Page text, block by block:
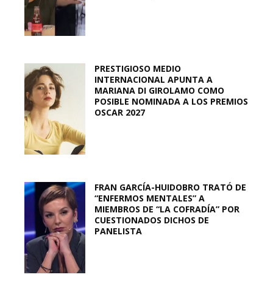
PRESTIGIOSO MEDIO
INTERNACIONAL APUNTA A
MARIANA DI GIROLAMO COMO
POSIBLE NOMINADA A LOS PREMIOS
OSCAR 2027
FRAN GARCÍA-HUIDOBRO TRATÓ DE
“ENFERMOS MENTALES” A
MIEMBROS DE “LA COFRADÍA” POR
CUESTIONADOS DICHOS DE
PANELISTA